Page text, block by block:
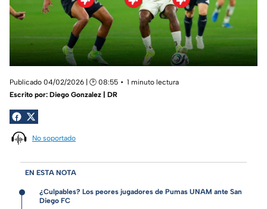
Publicado 04/02/2026 | 🕑 08:55
1 minuto lectura
Escrito por: Diego Gonzalez | DR
No soportado
EN ESTA NOTA
¿Culpables? Los peores jugadores de Pumas UNAM ante San
Diego FC